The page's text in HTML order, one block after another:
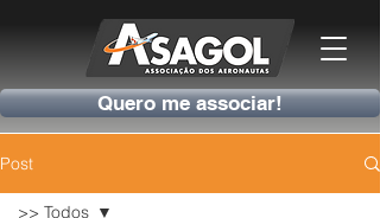
Quero me associar!
Post
>> Todos